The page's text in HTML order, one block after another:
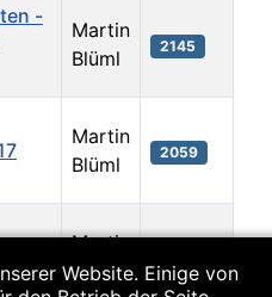
-
Martin
Blüml
2145
Martin
Blüml
2059
Martin
Blüml
Website. Einige von